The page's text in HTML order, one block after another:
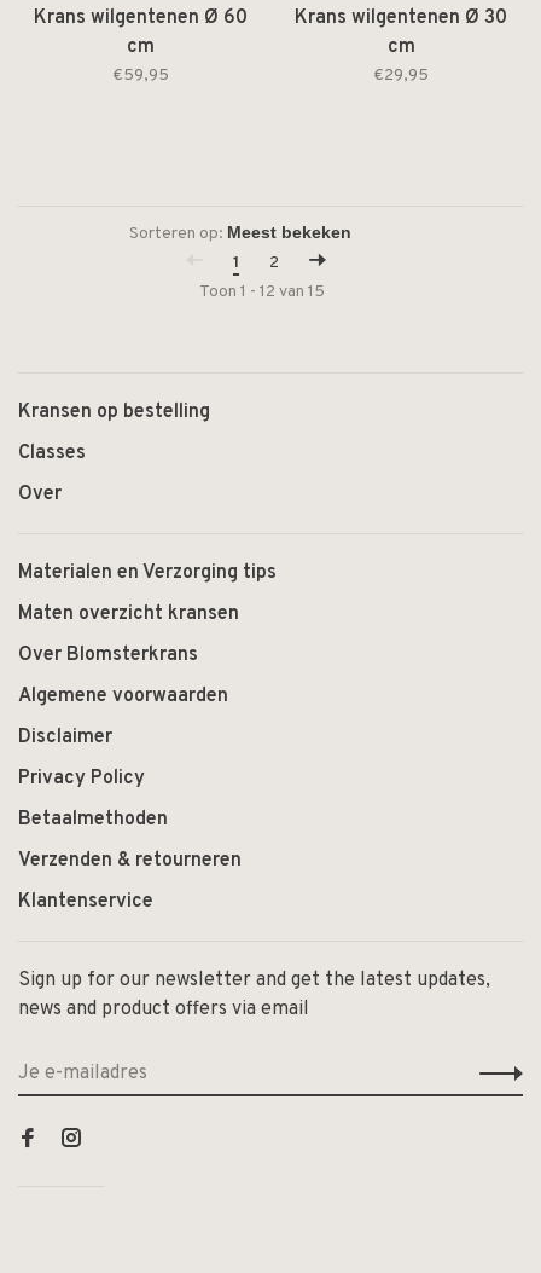
Krans wilgentenen Ø 60
cm
€59,95
Krans wilgentenen Ø 30
cm
€29,95
Sorteren op:
1
2
Toon 1 - 12 van 15
Kransen op bestelling
Classes
Over
Materialen en Verzorging tips
Maten overzicht kransen
Over Blomsterkrans
Algemene voorwaarden
Disclaimer
Privacy Policy
Betaalmethoden
Verzenden & retourneren
Klantenservice
Sign up for our newsletter and get the latest updates,
news and product offers via email